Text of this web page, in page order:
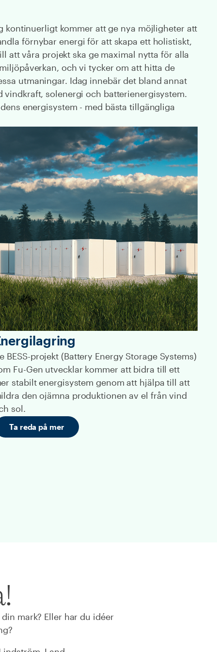
kontinuerligt kommer att ge nya möjligheter att
förnybar energi för att skapa ett holistiskt,
att våra projekt ska ge maximal nytta för alla
och vi tycker om att hitta de
utmaningar. Idag innebär det bland annat
vindkraft, solenergi och batterienergisystem.
energisystem - med bästa tillgängliga
BESS-projekt (Battery Energy Storage Systems)
Fu-Gen utvecklar kommer att bidra till ett
stabilt energisystem genom att hjälpa till att
den ojämna produktionen av el från vind
sol.
Ta reda på mer
mark? Eller har du idéer